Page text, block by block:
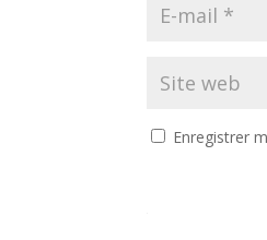
Enregistrer